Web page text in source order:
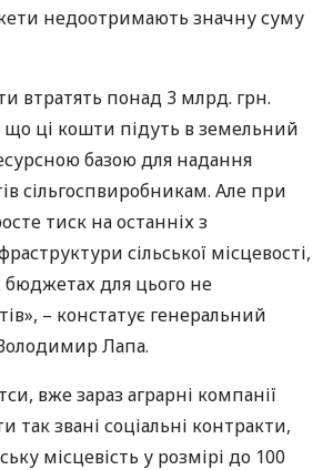
недоотримають значну суму
втратять понад 3 млрд. грн.
що ці кошти підуть в земельний
базою для надання
сільгоспвиробникам. Але при
тиск на останніх з
сільської місцевості,
для цього не
– констатує генеральний
Лапа.
вже зараз аграрні компанії
так звані соціальні контракти,
місцевість у розмірі до 100